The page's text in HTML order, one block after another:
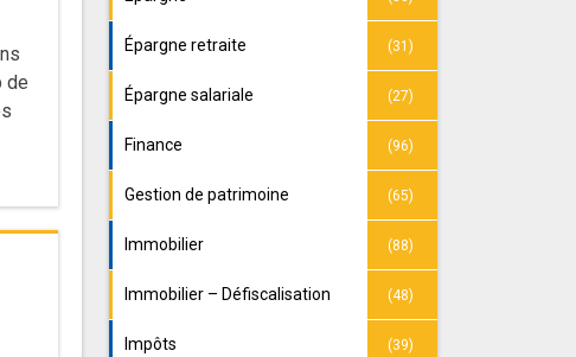
de
Épargne retraite (31)
Épargne salariale (27)
Finance (96)
Gestion de patrimoine (65)
Immobilier (88)
Immobilier – Défiscalisation (48)
Impôts (39)